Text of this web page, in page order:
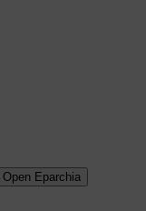
Open Eparchia